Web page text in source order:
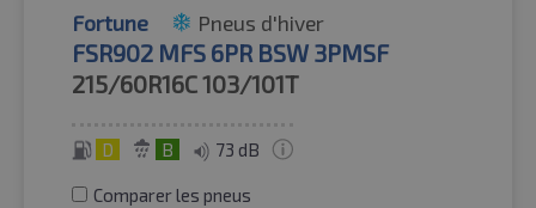
Fortune Pneus d'hiver
FSR902 MFS 6PR BSW 3PMSF
215/60R16C103/101T
D B 73 dB
Comparer les pneus